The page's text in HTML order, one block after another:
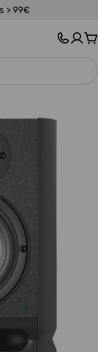
> 99€